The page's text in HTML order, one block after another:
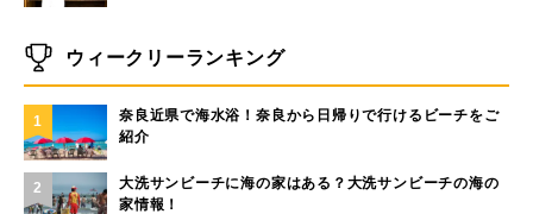
ウィークリーランキング
1
奈良近県で海水浴！奈良から日帰りで行けるビーチをご
紹介
2
大洗サンビーチに海の家はある？大洗サンビーチの海の
家情報！